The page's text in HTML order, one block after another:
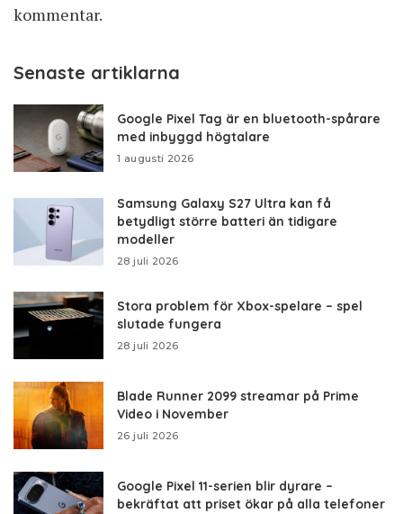
kommentar.
Senaste artiklarna
Google Pixel Tag är en bluetooth-spårare
med inbyggd högtalare
1 augusti 2026
Samsung Galaxy S27 Ultra kan få
betydligt större batteri än tidigare
modeller
28 juli 2026
Stora problem för Xbox-spelare – spel
slutade fungera
28 juli 2026
Blade Runner 2099 streamar på Prime
Video i November
26 juli 2026
Google Pixel 11-serien blir dyrare –
bekräftat att priset ökar på alla telefoner